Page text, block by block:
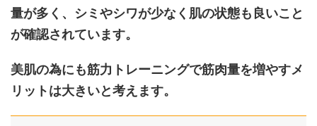
量が多く、シミやシワが少なく肌の状態も良いこと
が確認されています。
美肌の為にも筋力トレーニングで筋肉量を増やすメ
リットは大きいと考えます。